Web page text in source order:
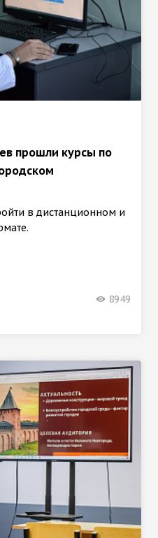
прошли курсы по
в дистанционном и
8949